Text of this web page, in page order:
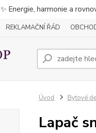
✨ Energie, harmonie a
REKLAMAČNÍ ŘÁD
Úvod Bytové
Lapač